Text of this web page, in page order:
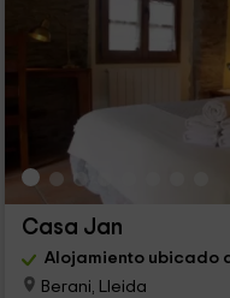
Casa Jan
Alojamiento ubicado
Berani, Lleida